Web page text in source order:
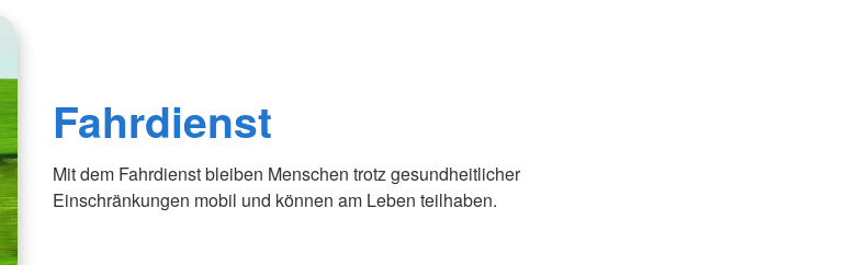
Fahrdienst
Mit dem Fahrdienst bleiben Menschen trotz gesundheitlicher
Einschränkungen mobil und können am Leben teilhaben.